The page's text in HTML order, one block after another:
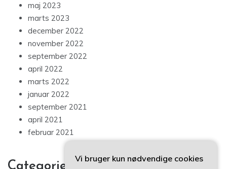
maj 2023
marts 2023
december 2022
november 2022
september 2022
april 2022
marts 2022
januar 2022
september 2021
april 2021
februar 2021
Vi bruger kun nødvendige cookies